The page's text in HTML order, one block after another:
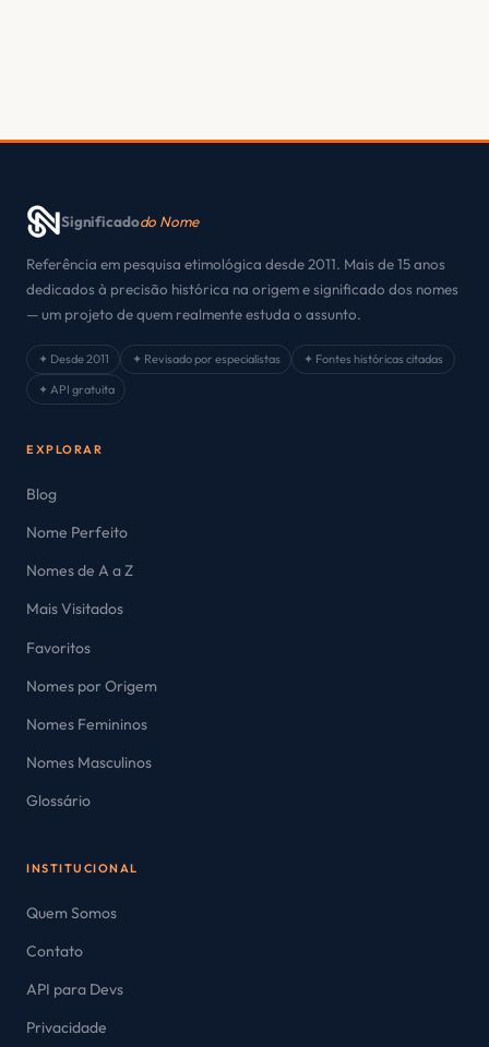
Significadodo Nome
Referência em pesquisa etimológica desde 2011. Mais de 15 anos
dedicados à precisão histórica na origem e significado dos nomes
— um projeto de quem realmente estuda o assunto.
✦ Desde 2011 ✦ Revisado por especialistas
✦ Fontes históricas citadas
✦ API gratuita
EXPLORAR
Blog
Nome Perfeito
Nomes de A a Z
Mais Visitados
Favoritos
Nomes por Origem
Nomes Femininos
Nomes Masculinos
Glossário
INSTITUCIONAL
Quem Somos
Contato
API para Devs
Privacidade